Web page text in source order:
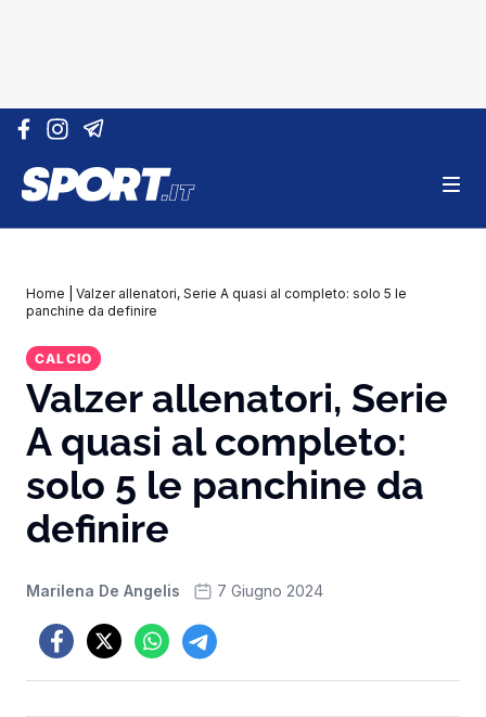
Vai al contenuto
Home
Valzer allenatori, Serie A quasi al completo: solo 5 le
panchine da definire
CALCIO
Valzer allenatori, Serie
A quasi al completo:
solo 5 le panchine da
definire
Marilena De Angelis 7 Giugno 2024